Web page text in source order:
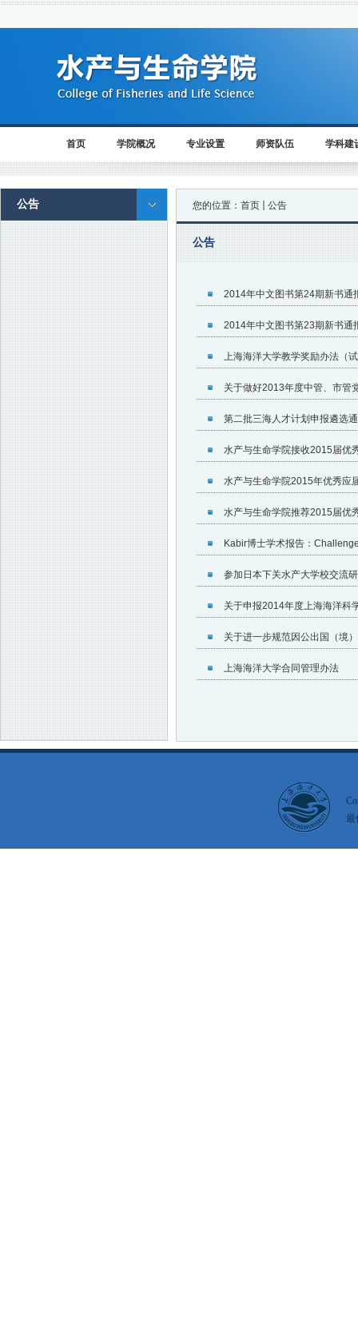
首页 学院概况 专业设置 师资队伍 学科建
公告 您的位置： 首页 公告
公告
2014年中文图书第24期新书通
2014年中文图书第23期新书通
上海海洋大学教学奖励办法（
关于做好2013年度中管、市管
第二批三海人才计划申报遴选
水产与生命学院接收2015届优
水产与生命学院2015年优秀应
水产与生命学院推荐2015届优
Kabir博士学术报告：
参加日本下关水产大学校交流
关于申报2014年度上海海洋科
关于进一步规范因公出国（境
上海海洋大学合同管理办法
最